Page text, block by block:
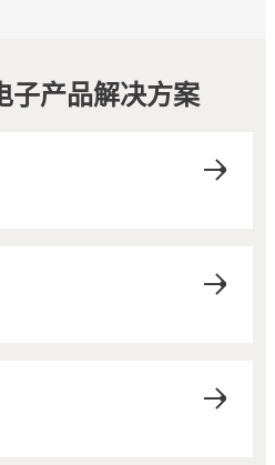
子产品解决方案